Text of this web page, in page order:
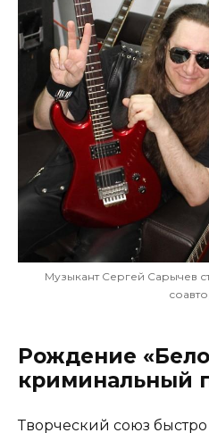
Музыкант Сергей Сарычев
Рождение
криминальный
Творческий союз